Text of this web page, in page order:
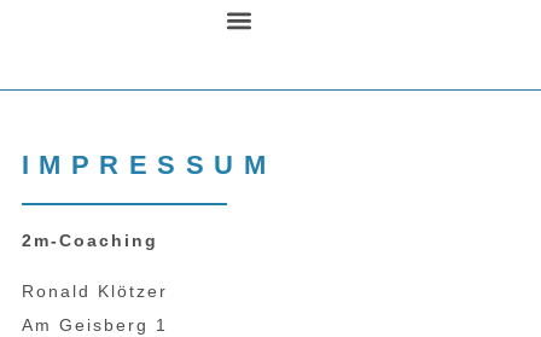
IMPRESSUM
2m-Coaching
Ronald Klötzer
Am Geisberg 1